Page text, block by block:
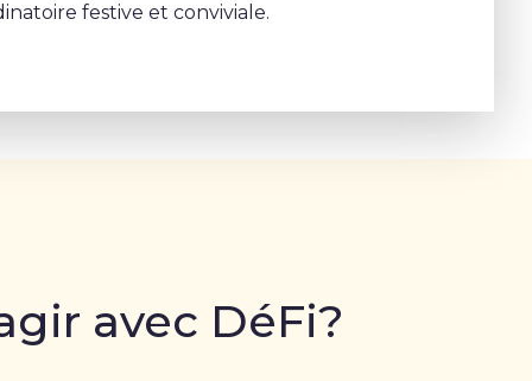
festive et conviviale.
avec DéFi?